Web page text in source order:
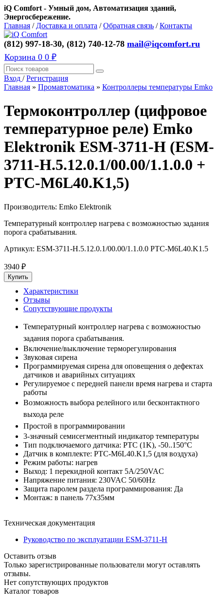
iQ Comfort - Умный дом, Автоматизация зданий,
Энергосбережение.
Главная / Доставка и оплата /Обратная связь /Контакты
(812) 997-18-30, (812) 740-12-78 mail@iqcomfort.ru
Корзина 0 0 ₽
Вход /Регистрация
Главная » Промавтоматика » Контроллеры температуры Emko
Термоконтроллер (цифровое
температурное реле) Emko
Elektronik ESM-3711-H (ESM-
3711-H.5.12.0.1/00.00/1.1.0.0 +
PTC-M6L40.K1,5)
Производитель: Emko Elektronik
Температурный контроллер нагрева с возможностью задания
порога срабатывания.
Артикул: ESM-3711-H.5.12.0.1/00.00/1.1.0.0 PTC-M6L40.K1.5
3940 ₽
Характеристики
Отзывы
Сопутствующие продукты
Температурный контроллер нагрева с возможностью
задания порога срабатывания.
Включение/выключение терморегулирования
Звуковая сирена
Программируемая сирена для оповещения о дефектах
датчиков и аварийных ситуациях
Регулируемое с передней панели время нагрева и старта
работы
Возможность выбора релейного или бесконтактного
выхода реле
Простой в программировании
3-значный семисегментный индикатор температуры
Тип подключаемого датчика: PTC (1K), -50..150°C
Датчик в комплекте: PTC-M6L40.K1,5 (для воздуха)
Режим работы: нагрев
Выход: 1 перекидной контакт 5A/250VAC
Напряжение питания: 230VAC 50/60Hz
Защита паролем раздела программирования: Да
Монтаж: в панель 77x35мм
Техническая документация
Руководство по эксплуатации ESM-3711-H
Оставить отзыв
Только зарегистрированные пользователи могут оставлять
отзывы.
Нет сопутствующих продуктов
Каталог товаров